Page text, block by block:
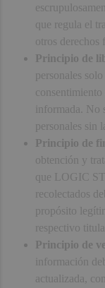
que regula el
otros derechos
Principio de
personales
informada. No
personales sin
Principio de
obtención y
que LOGIC
recolectados
propósito
respectivo
Principio de
información
actualizada,